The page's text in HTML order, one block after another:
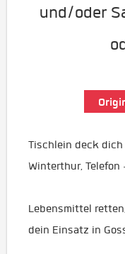
und/oder
Tischlein deck
Winterthur, Telefon
Lebensmittel
dein Einsatz in